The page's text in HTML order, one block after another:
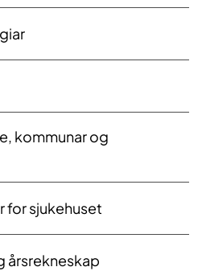
kommunar og
for sjukehuset
årsrekneskap